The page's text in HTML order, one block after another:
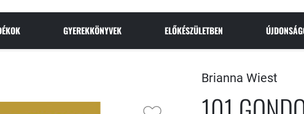
GYEREKKÖNYVEK ELŐKÉSZÜLETBEN
Brianna Wiest